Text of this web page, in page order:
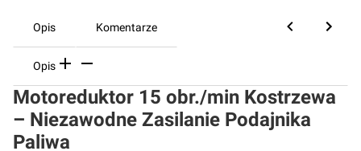
Opis Komentarze
Opis
Motoreduktor 15 obr./min Kostrzewa
– Niezawodne Zasilanie Podajnika
Paliwa